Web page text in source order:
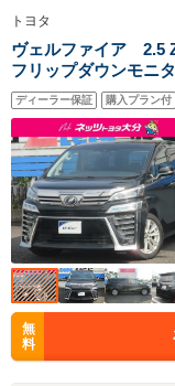
トヨタ
ヴェルファイア
フリップダウンモ
ー ドライブレコーダ
ディーラー保証 購入プラン付
無
料